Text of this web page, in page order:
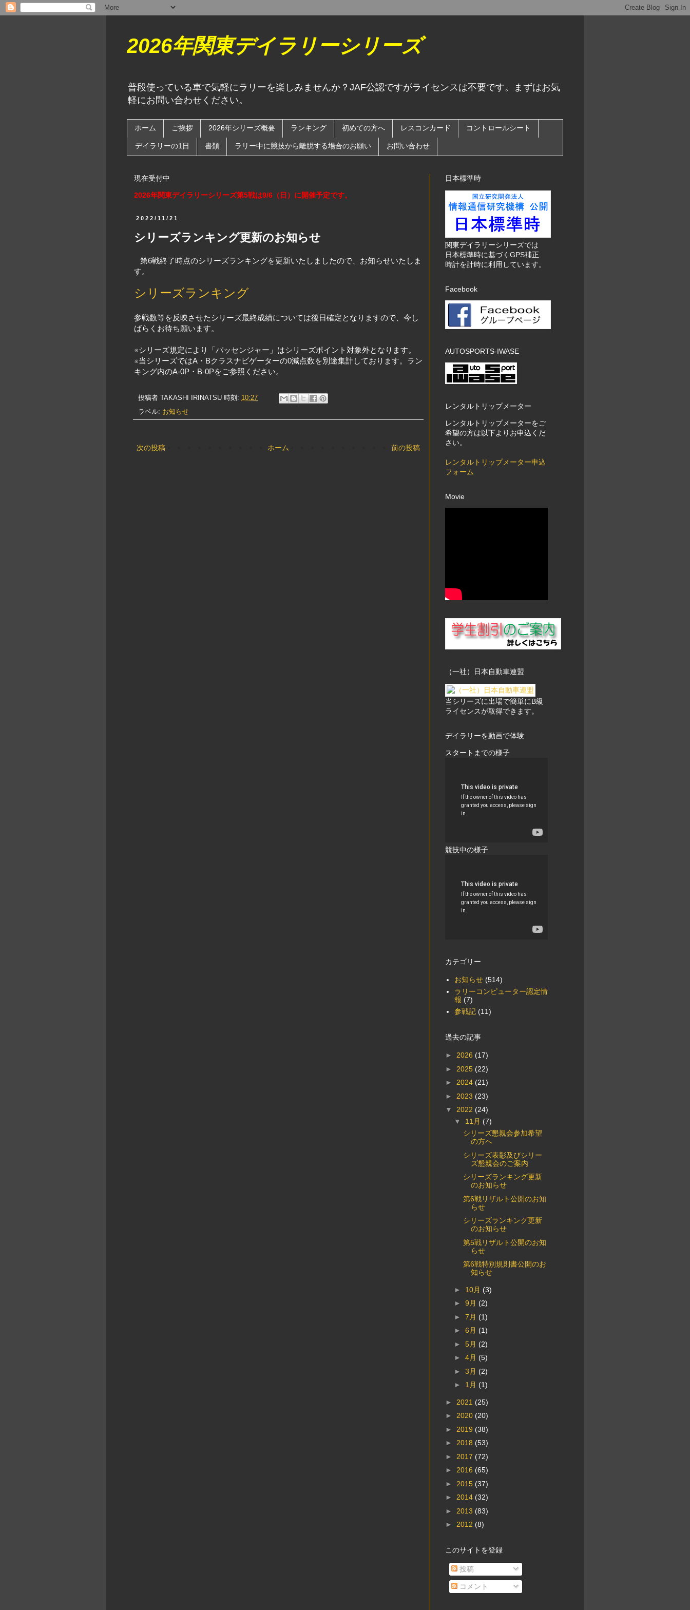
2026年関東デイラリーシリーズ
普段使っている車で気軽にラリーを楽しみませんか？JAF公認ですがライセンスは不要です。まずはお気
軽にお問い合わせください。
ホーム ご挨拶 2026年シリーズ概要 ランキング 初めての方へ レスコンカード コントロールシート
デイラリーの1日 書類 ラリー中に競技から離脱する場合のお願い お問い合わせ
現在受付中
2026年関東デイラリーシリーズ第5戦は9/6（日）に開催予定です。
2022/11/21
シリーズランキング更新のお知らせ
第6戦終了時点のシリーズランキングを更新いたしましたので、お知らせいたしま
す。
シリーズランキング
参戦数等を反映させたシリーズ最終成績については後日確定となりますので、今し
ばらくお待ち願います。
※シリーズ規定により「パッセンジャー」はシリーズポイント対象外となります。
※当シリーズではA・Bクラスナビゲーターの0減点数を別途集計しております。ラン
キング内のA-0P・B-0Pをご参照ください。
投稿者 TAKASHI IRINATSU 時刻: 10:27
ラベル: お知らせ
次の投稿 前の投稿
ホーム
日本標準時
関東デイラリーシリーズでは
日本標準時に基づくGPS補正
時計を計時に利用しています。
Facebook
AUTOSPORTS-IWASE
レンタルトリップメーター
レンタルトリップメーターをご
希望の方は以下よりお申込くだ
さい。
レンタルトリップメーター申込
フォーム
Movie
（一社）日本自動車連盟
当シリーズに出場で簡単にB級
ライセンスが取得できます。
デイラリーを動画で体験
スタートまでの様子
競技中の様子
カテゴリー
お知らせ (514)
ラリーコンピューター認定情
報 (7)
参戦記 (11)
過去の記事
► 2026 (17)
► 2025 (22)
► 2024 (21)
► 2023 (23)
▼ 2022 (24)
▼ 11月 (7)
シリーズ懇親会参加希望
の方へ
シリーズ表彰及びシリー
ズ懇親会のご案内
シリーズランキング更新
のお知らせ
第6戦リザルト公開のお知
らせ
シリーズランキング更新
のお知らせ
第5戦リザルト公開のお知
らせ
第6戦特別規則書公開のお
知らせ
► 10月 (3)
► 9月 (2)
► 7月 (1)
► 6月 (1)
► 5月 (2)
► 4月 (5)
► 3月 (2)
► 1月 (1)
► 2021 (25)
► 2020 (20)
► 2019 (38)
► 2018 (53)
► 2017 (72)
► 2016 (65)
► 2015 (37)
► 2014 (32)
► 2013 (83)
► 2012 (8)
このサイトを登録
投稿
コメント